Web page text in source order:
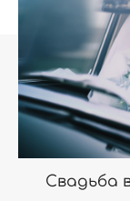
Свадьба